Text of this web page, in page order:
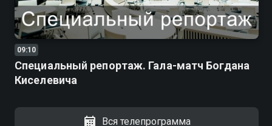
09:10
Специальный репортаж. Гала-матч Богдана
Киселевича
Вся телепрограмма